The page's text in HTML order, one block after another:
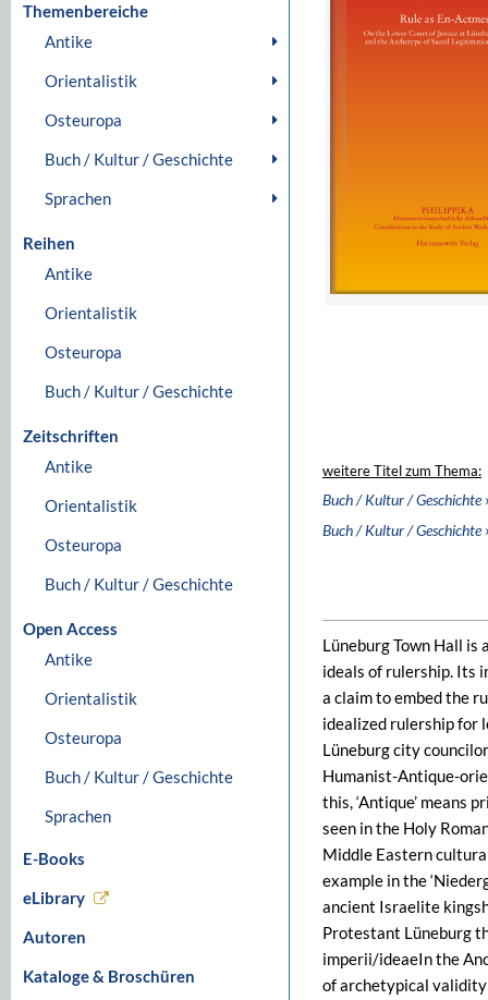
Themenbereiche
Antike
Orientalistik
Osteuropa
Buch / Kultur / Geschichte
Sprachen
Reihen
Antike
Orientalistik
Osteuropa
Buch / Kultur / Geschichte
Zeitschriften
Antike
Orientalistik
Osteuropa
Buch / Kultur / Geschichte
Open Access
Antike
Orientalistik
Osteuropa
Buch / Kultur / Geschichte
Sprachen
E-Books
eLibrary
Autoren
Kataloge & Broschüren
weitere Titel zum Thema:
Buch / Kultur / Geschichte
Buch / Kultur / Geschichte
Lüneburg Town Hall
ideals of rulership. Its
a claim to embed the
idealized rulership for
Lüneburg city
Humanist-Antique-
this, ‘Antique’ means
seen in the Holy
Middle Eastern
example in the
ancient Israelite
Protestant Lüneburg
imperii/ideaeIn the
of archetypical validity